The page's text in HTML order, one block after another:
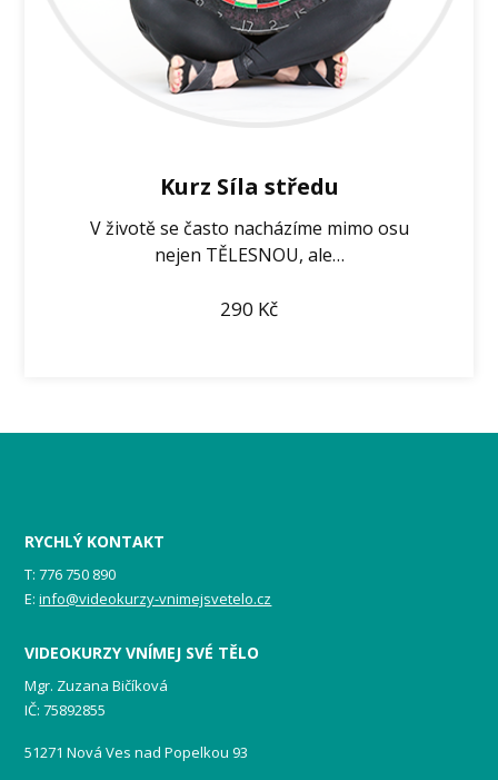
Kurz Síla středu
V životě se často nacházíme mimo osu
nejen TĚLESNOU, ale…
290 Kč
RYCHLÝ KONTAKT
T: 776 750 890
E:info@videokurzy-vnimejsvetelo.cz
VIDEOKURZY VNÍMEJ SVÉ TĚLO
Mgr. Zuzana Bičíková
IČ: 75892855
51271 Nová Ves nad Popelkou 93